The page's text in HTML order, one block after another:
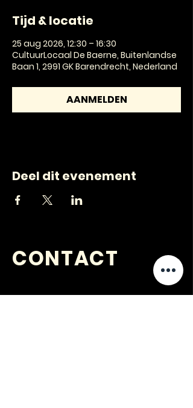
Tijd & locatie
25 aug 2026, 12:30 – 16:30
CultuurLocaal De Baerne, Buitenlandse
Baan 1, 2991 GK Barendrecht, Nederland
AANMELDEN
Deel dit evenement
CONTACT
VRAGEN